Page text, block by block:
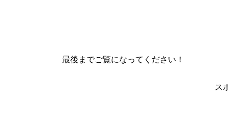
最後までご覧になってください！
ス